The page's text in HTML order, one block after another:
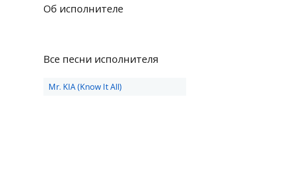
Об исполнителе
Все песни исполнителя
Mr. KIA (Know It All)